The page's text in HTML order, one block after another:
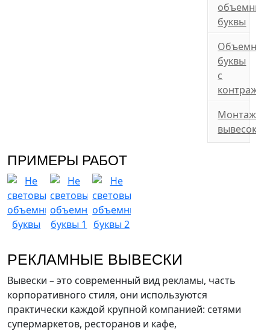
объемные
буквы
Объемные
буквы
с
Монтаж
вывесок
ПРИМЕРЫ РАБОТ
РЕКЛАМНЫЕ ВЫВЕСКИ
Вывески – это современный вид рекламы, часть
корпоративного стиля, они используются
практически каждой крупной компанией: сетями
супермаркетов, ресторанов и кафе,